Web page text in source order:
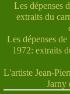
Les dépenses
extraits du
Les dépenses
1972: extraits
L'artiste Jean-
Jarny